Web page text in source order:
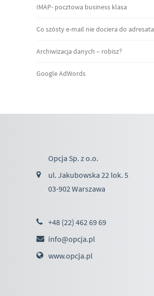
IMAP- pocztowa business klasa
Co szósty e-mail nie dociera do adresata
Archiwizacja danych – robisz?
Google AdWords
Opcja Sp. z o.o.
ul. Jakubowska 22 lok. 5
03-902 Warszawa
+48 (22) 462 69 69
info@opcja.pl
www.opcja.pl